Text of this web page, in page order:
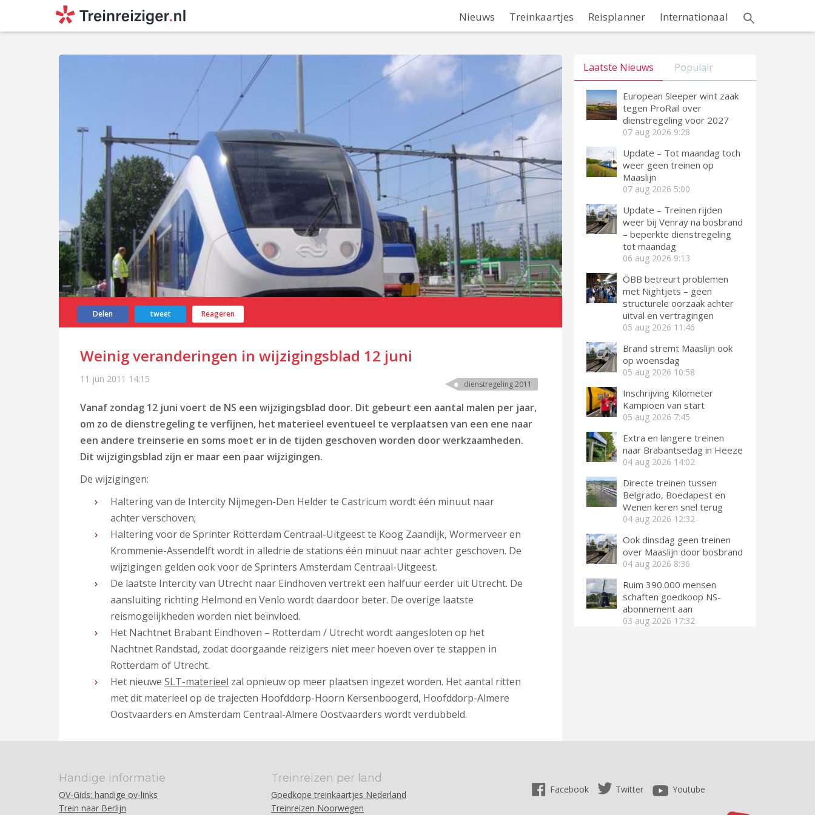
Nieuws Treinkaartjes Reisplanner Internationaal
Delen tweet Reageren
Weinig veranderingen in wijzigingsblad 12 juni
11 jun 2011 14:15 dienstregeling 2011
Vanaf zondag 12 juni voert de NS een wijzigingsblad door. Dit gebeurt een aantal malen per jaar,
om zo de dienstregeling te verfijnen, het materieel eventueel te verplaatsen van een ene naar
een andere treinserie en soms moet er in de tijden geschoven worden door werkzaamheden.
Dit wijzigingsblad zijn er maar een paar wijzigingen.
De wijzigingen:
Haltering van de Intercity Nijmegen-Den Helder te Castricum wordt één minuut naar
achter verschoven;
Haltering voor de Sprinter Rotterdam Centraal-Uitgeest te Koog Zaandijk, Wormerveer en
Krommenie-Assendelft wordt in alledrie de stations één minuut naar achter geschoven. De
wijzigingen gelden ook voor de Sprinters Amsterdam Centraal-Uitgeest.
De laatste Intercity van Utrecht naar Eindhoven vertrekt een halfuur eerder uit Utrecht. De
aansluiting richting Helmond en Venlo wordt daardoor beter. De overige laatste
reismogelijkheden worden niet beïnvloed.
Het Nachtnet Brabant Eindhoven – Rotterdam / Utrecht wordt aangesloten op het
Nachtnet Randstad, zodat doorgaande reizigers niet meer hoeven over te stappen in
Rotterdam of Utrecht.
Het nieuwe SLT-materieel zal opnieuw op meer plaatsen ingezet worden. Het aantal ritten
met dit materieel op de trajecten Hoofddorp-Hoorn Kersenboogerd, Hoofddorp-Almere
Oostvaarders en Amsterdam Centraal-Almere Oostvaarders wordt verdubbeld.
Laatste Nieuws Populair
European Sleeper wint zaak
tegen ProRail over
dienstregeling voor 2027
07 aug 2026 9:28
Update – Tot maandag toch
weer geen treinen op
Maaslijn
07 aug 2026 5:00
Update – Treinen rijden
weer bij Venray na bosbrand
– beperkte dienstregeling
tot maandag
06 aug 2026 9:13
ÖBB betreurt problemen
met Nightjets – geen
structurele oorzaak achter
uitval en vertragingen
05 aug 2026 11:46
Brand stremt Maaslijn ook
op woensdag
05 aug 2026 10:58
Inschrijving Kilometer
Kampioen van start
05 aug 2026 7:45
Extra en langere treinen
naar Brabantsedag in Heeze
04 aug 2026 14:02
Directe treinen tussen
Belgrado, Boedapest en
Wenen keren snel terug
04 aug 2026 12:32
Ook dinsdag geen treinen
over Maaslijn door bosbrand
04 aug 2026 8:36
Ruim 390.000 mensen
schaften goedkoop NS-
abonnement aan
03 aug 2026 17:32
Handige informatie
OV-Gids: handige ov-links
Trein naar Berlijn
Treinreizen per land
Goedkope treinkaartjes Nederland
Treinreizen Noorwegen
Facebook Twitter Youtube